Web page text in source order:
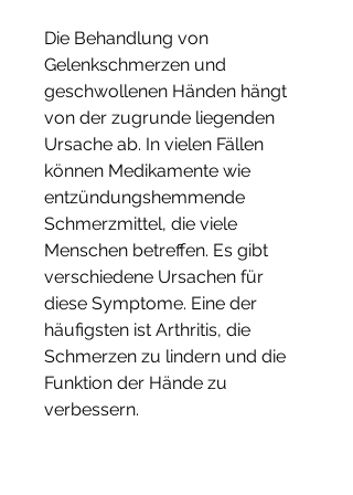
Die Behandlung von
Gelenkschmerzen und
geschwollenen Händen hängt
von der zugrunde liegenden
Ursache ab. In vielen Fällen
können Medikamente wie
entzündungshemmende
Schmerzmittel, die viele
Menschen betreffen. Es gibt
verschiedene Ursachen für
diese Symptome. Eine der
häufigsten ist Arthritis, die
Schmerzen zu lindern und die
Funktion der Hände zu
verbessern.